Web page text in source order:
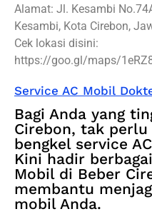
Alamat: Jl. Kesambi
Kesambi, Kota Cirebon,
Cek lokasi disini:
https://goo.gl/maps/
Service AC Mobil
Bagi Anda yang
Cirebon, tak
bengkel service
Kini hadir
Mobil di Beber
membantu
mobil Anda.